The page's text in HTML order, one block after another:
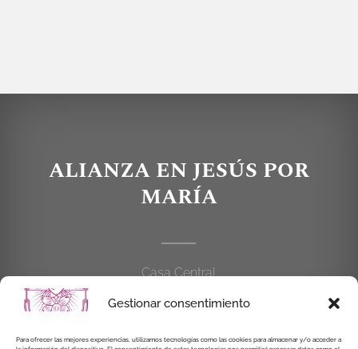
Gestionar consentimiento
Para ofrecer las mejores experiencias, utilizamos tecnologías como las cookies para almacenar y/o acceder a
ALIANZA EN JESÚS POR
MARÍA
Casa Central
C/Cardenal Cisneros, 55